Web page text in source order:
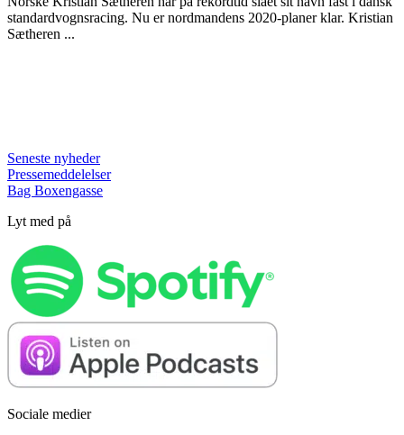
standardvognsracing. Nu er nordmandens 2020-planer klar. Kristian
Sætheren ...
Seneste nyheder
Pressemeddelelser
Bag Boxengasse
Lyt med på
Sociale medier